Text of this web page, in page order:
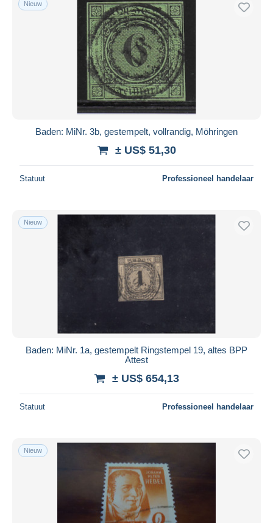
Gratis levering
Betaalmiddelen
PayPal
Bankoverschrijving
Mastercard
iDeal
Maestro
Wereldwijd
Toepassen
Nieuw
Baden: MiNr. 3b, gestempelt, vollrandig, Möhringen
± US$ 51,30
Statuut Professioneel handelaar
Nieuw
Baden: MiNr. 1a, gestempelt Ringstempel 19, altes BPP
Attest
± US$ 654,13
Statuut Professioneel handelaar
Nieuw